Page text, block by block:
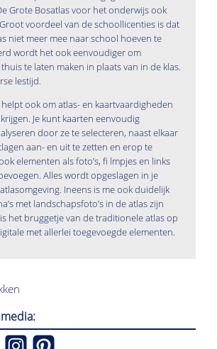
Grote Bosatlas voor het onderwijs ook
voordeel van de schoollicenties is dat
niet meer mee naar school hoeven te
wordt het ook eenvoudiger om
te laten maken in plaats van in de klas.
lestijd.
ook om atlas- en kaartvaardigheden
Je kunt kaarten eenvoudig
door ze te selecteren, naast elkaar
aan- en uit te zetten en erop te
elementen als foto’s, fi lmpjes en links
Alles wordt opgeslagen in je
Ineens is me ook duidelijk
met landschapsfoto’s in de atlas zijn
het bruggetje van de traditionele atlas op
met allerlei toegevoegde elementen.